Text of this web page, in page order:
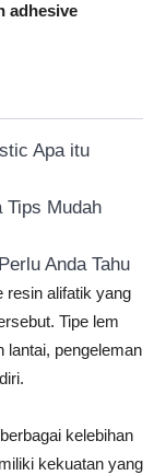
adhesive
Apa itu
Tips Mudah
Anda Tahu
resin alifatik yang
Tipe lem
lantai, pengeleman
kelebihan
kekuatan yang